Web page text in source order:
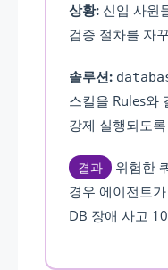
상황: 신입 사원
검증 절차를 자
솔루션:
스킬을 Rules와
강제 실행되도
결과
위험한
경우 에이전트
DB 장애 사고